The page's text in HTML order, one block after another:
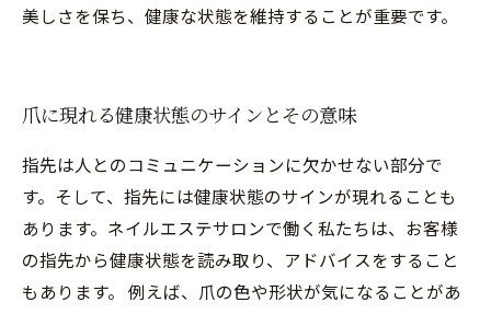
美しさを保ち、健康な状態を維持することが重要です。
爪に現れる健康状態のサインとその意味
指先は人とのコミュニケーションに欠かせない部分で
す。そして、指先には健康状態のサインが現れることも
あります。ネイルエステサロンで働く私たちは、お客様
の指先から健康状態を読み取り、アドバイスをすること
もあります。 例えば、爪の色や形状が気になることがあ